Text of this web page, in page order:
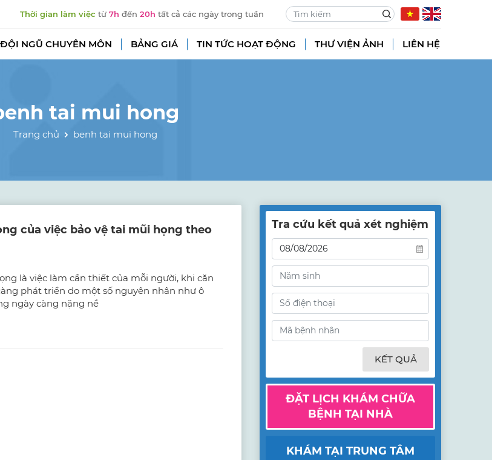
Thời gian làm việc từ 7h đến 20h tất cả các ngày trong tuần
ĐỘI NGŨ CHUYÊN MÔN BẢNG GIÁ TIN TỨC HOẠT ĐỘNG THƯ VIỆN ẢNH LIÊN HỆ
tai mui hong
Trang chủ benh tai mui hong
của việc bảo vệ tai mũi họng theo
là việc làm cần thiết của mỗi người, khi căn
phát triển do một số nguyên nhân như ô
ngày càng nặng nề
Tra cứu kết quả xét nghiệm
KẾT QUẢ
ĐẶT LỊCH KHÁM CHỮA
BỆNH TẠI NHÀ
KHÁM TẠI TRUNG TÂM